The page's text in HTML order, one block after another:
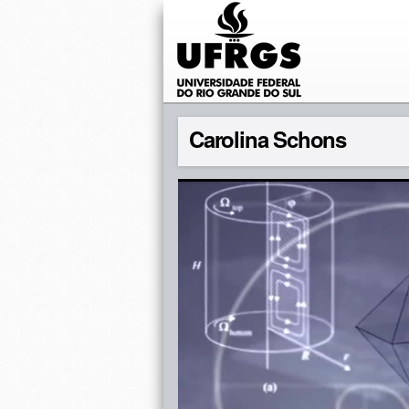
Carolina Schons